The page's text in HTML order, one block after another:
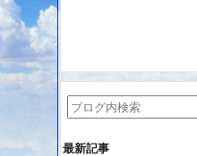
最新記事